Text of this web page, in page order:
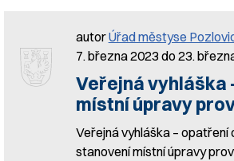
autorÚřad městyse
7. března 2023 do 23.
Veřejná vyhláška
místní úpravy
Veřejná vyhláška – opatření
stanovení místní úpravy